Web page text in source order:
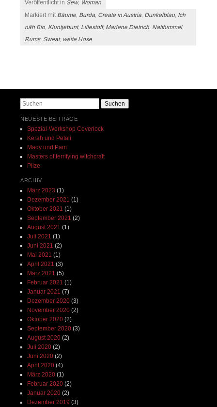
Veröffentlicht in Sew, Woman
Markiert mit Bäume Burda Create in Austria Dunkelblau, Ich
näh Bio Kluntjebunt, Lillestoff, Marlene Dietrich Natthimmel,
Rums, Sweat, weite Hose
Suchen
NEUESTE BEITRÄGE
Spezial-Workshop Coverlock
Kerah und Petali
Mady und Pam
Masters of terrifying witchcraft
Pilze
ARCHIV
März 2023 (1)
Dezember 2021 (1)
Oktober 2021 (1)
September 2021 (2)
August 2021 (1)
Juli 2021 (1)
Juni 2021 (2)
Mai 2021 (1)
April 2021 (3)
März 2021 (5)
Februar 2021 (1)
Januar 2021 (7)
Dezember 2020(3)
November 2020(2)
Oktober 2020(2)
September 2020(3)
August 2020(2)
Juli 2020(2)
Juni 2020(2)
April 2020(4)
März 2020(1)
Februar 2020(2)
Januar 2020(2)
Dezember 2019 (3)